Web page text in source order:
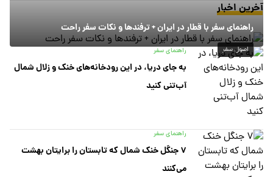
آخرین اخبار
اصول سفر
راهنمای سفر با قطار در ایران + ترفندها و نکات سفر راحت
راهنمای سفر
به جای دریا، در این رودخانه‌های خنک و زلال شمال
آب‌تنی کنید
راهنمای سفر
۷ جنگل خنک شمال که تابستان را برایتان بهشت
می‌کنند